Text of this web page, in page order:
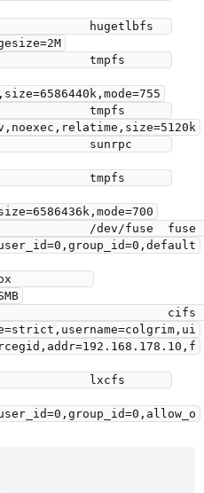
hugetlbfs
tmpfs
tmpfs
sunrpc
tmpfs
/dev/fuse  fuse
cifs
lxcfs